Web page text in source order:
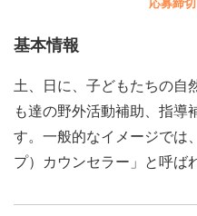
応募締切
基本情報
土、日に、子どもたちの自
も達の野外活動補助、指導
す。一般的なイメージでは
プ）カウンセラー」と呼ば